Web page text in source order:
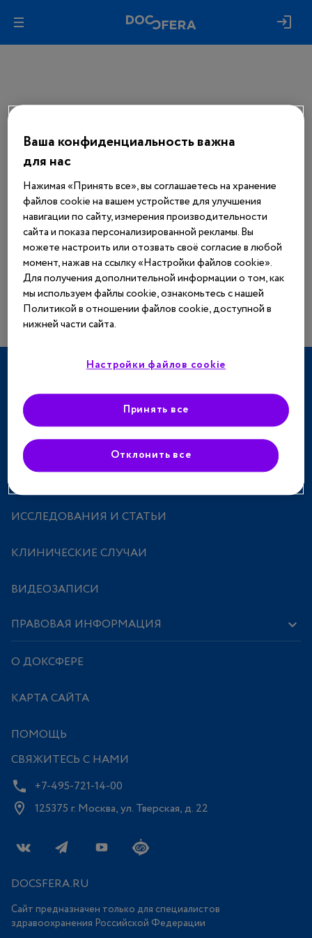
Авторизуйтесь, чтобы получить
Войти
Еще нет аккаунта?
Зарегистрироваться
ТЕРАПЕВТИЧЕСКИЕ НАПРАВЛЕНИЯ
СПЕЦПРОЕКТЫ
МЕРОПРИЯТИЯ
ИССЛЕДОВАНИЯ И СТАТЬИ
КЛИНИЧЕСКИЕ СЛУЧАИ
ВИДЕОЗАПИСИ
ПРАВОВАЯ ИНФОРМАЦИЯ
О ДОКСФЕРЕ
КАРТА САЙТА
ПОМОЩЬ
СВЯЖИТЕСЬ С НАМИ
+7-495-721-14-00
125375 г. Москва, ул. Тверская, д. 22
DOCSFERA.RU
Сайт предназначен только для специалистов
здравоохранения Российской Федерации
Ваша конфиденциальность важна
для нас
Нажимая «Принять все», вы соглашаетесь на хранение
файлов cookie на вашем устройстве для улучшения
навигации по сайту, измерения производительности
сайта и показа персонализированной рекламы. Вы
можете настроить или отозвать своё согласие в любой
момент, нажав на ссылку «Настройки файлов cookie».
Для получения дополнительной информации о том, как
мы используем файлы cookie, ознакомьтесь с нашей
Политикой в отношении файлов cookie, доступной в
нижней части сайта.
Настройки файлов cookie
Отклонить все
Принять все